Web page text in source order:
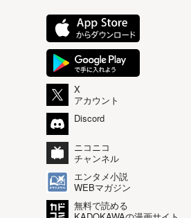
X
アカウント
Discord
ニコニコ
チャンネル
エンタメ小説
WEBマガジン
無料で読める